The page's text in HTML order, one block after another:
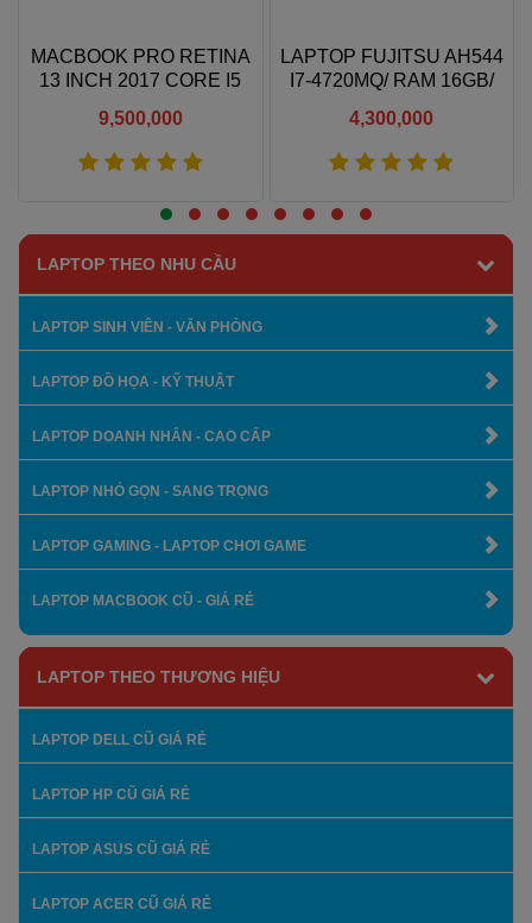
MACBOOK PRO RETINA
13 INCH 2017 CORE I5
SSD
9,500,000
Xem thêm
LAPTOP FUJITSU AH544
I7-4720MQ/ RAM 16GB/
GEFORCE GT 720M/ LCD
HD
4,300,000
Xem thêm
LAPTOP THEO NHU CẦU
LAPTOP SINH VIÊN - VĂN PHÒNG
LAPTOP ĐỒ HỌA - KỸ THUẬT
LAPTOP DOANH NHÂN - CAO CẤP
LAPTOP NHỎ GỌN - SANG TRỌNG
LAPTOP GAMING - LAPTOP CHƠI GAME
LAPTOP MACBOOK CŨ - GIÁ RẺ
LAPTOP THEO THƯƠNG HIỆU
LAPTOP DELL CŨ GIÁ RẺ
LAPTOP HP CŨ GIÁ RẺ
LAPTOP ASUS CŨ GIÁ RẺ
LAPTOP ACER CŨ GIÁ RẺ